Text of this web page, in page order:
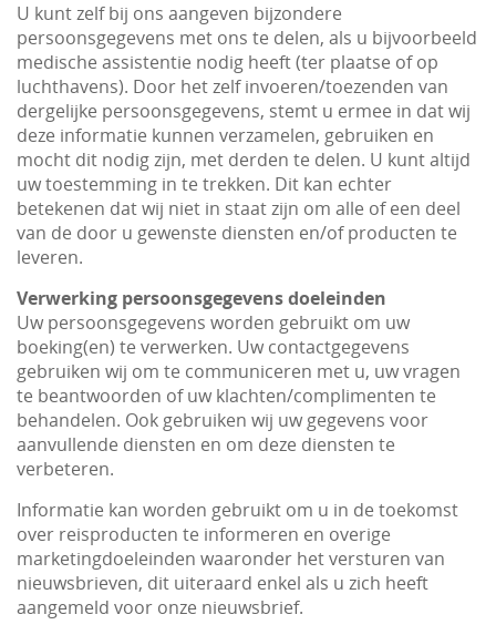
U kunt zelf bij ons aangeven bijzondere
persoonsgegevens met ons te delen, als u bijvoorbeeld
medische assistentie nodig heeft (ter plaatse of op
luchthavens). Door het zelf invoeren/toezenden van
dergelijke persoonsgegevens, stemt u ermee in dat wij
deze informatie kunnen verzamelen, gebruiken en
mocht dit nodig zijn, met derden te delen. U kunt altijd
uw toestemming in te trekken. Dit kan echter
betekenen dat wij niet in staat zijn om alle of een deel
van de door u gewenste diensten en/of producten te
leveren.
Verwerking persoonsgegevens doeleinden
Uw persoonsgegevens worden gebruikt om uw
boeking(en) te verwerken. Uw contactgegevens
gebruiken wij om te communiceren met u, uw vragen
te beantwoorden of uw klachten/complimenten te
behandelen. Ook gebruiken wij uw gegevens voor
aanvullende diensten en om deze diensten te
verbeteren.
Informatie kan worden gebruikt om u in de toekomst
over reisproducten te informeren en overige
marketingdoeleinden waaronder het versturen van
nieuwsbrieven, dit uiteraard enkel als u zich heeft
aangemeld voor onze nieuwsbrief.